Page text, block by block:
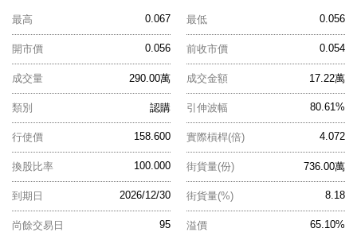
0.067
最高 0.056
最低
0.056
開市價 0.054
前收市價
290.00萬
成交量 17.22萬
成交金額
認購
類別 80.61%
引伸波幅
158.600
行使價 4.072
實際槓桿(倍)
100.000
換股比率 736.00萬
街貨量(份)
2026/12/30
到期日 8.18
街貨量(%)
95
尚餘交易日 65.10%
溢價